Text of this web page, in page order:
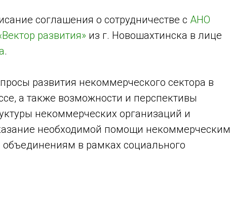
соглашения о сотрудничестве с АНО
развития» из г. Новошахтинска в лице
.
развития некоммерческого сектора в
а также возможности и перспективы
некоммерческих организаций и
необходимой помощи некоммерческим
в рамках социального